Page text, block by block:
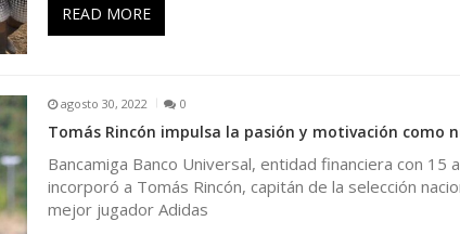
READ MORE
agosto 30, 2022 0
Tomás Rincón impulsa la pasión y motivación como
Bancamiga Banco Universal, entidad financiera con 15
incorporó a Tomás Rincón, capitán de la selección
mejor jugador Adidas